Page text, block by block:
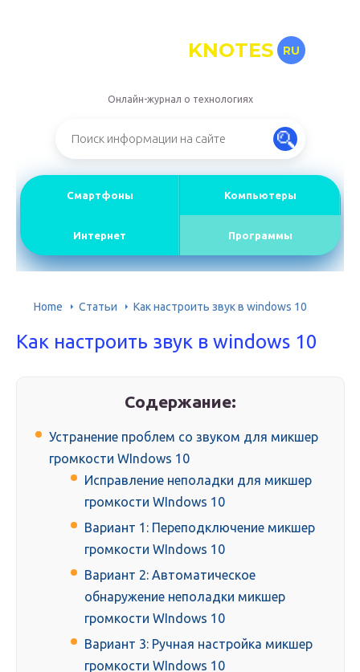
KNOTES RU
Онлайн-журнал о технологиях
Смартфоны Компьютеры
Интернет Программы
Home Статьи Как настроить звук в windows 10
Как настроить звук в windows 10
Содержание:
Устранение проблем со звуком для микшер
громкости WIndows 10
Исправление неполадки для микшер
громкости WIndows 10
Вариант 1: Переподключение микшер
громкости WIndows 10
Вариант 2: Автоматическое
обнаружение неполадки микшер
громкости WIndows 10
Вариант 3: Ручная настройка микшер
громкости WIndows 10